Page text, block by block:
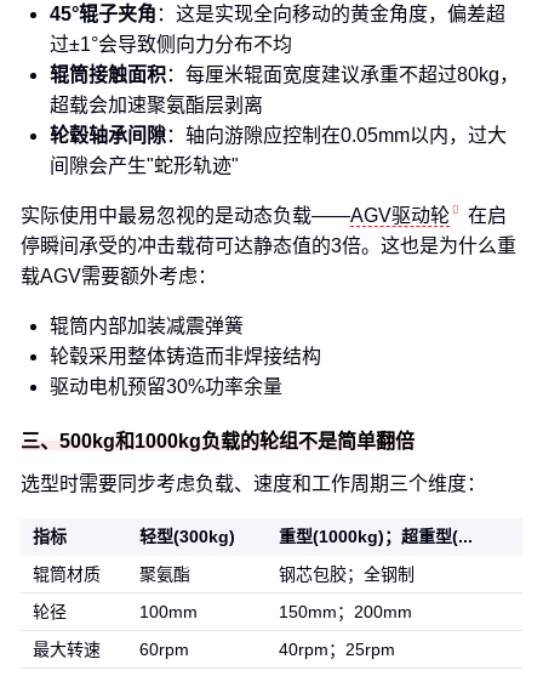
45°辊子夹角 ：这是实现全向移动的黄金角度，偏差超
过±1°会导致侧向力分布不均
辊筒接触面积：每厘米辊面宽度建议承重不超过80kg，
超载会加速聚氨酯层剥离
轮毂轴承间隙：轴向游隙应控制在0.05mm以内，过大
间隙会产生"蛇形轨迹"
实际使用中最易忽视的是动态负载——AGV驱动轮
在启
停瞬间承受的冲击载荷可达静态值的3倍。这也是为什么重
载AGV需要额外考虑：
辊筒内部加装减震弹簧
轮毂采用整体铸造而非焊接结构
驱动电机预留30%功率余量
三、500kg和1000kg负载的轮组不是简单翻倍
选型时需要同步考虑负载、速度和工作周期三个维度：
指标 轻型(300kg)
重型(1000kg)；超重型(...
辊筒材质
聚氨酯
钢芯包胶；全钢制
轮径
100mm
150mm；200mm
最大转速
60rpm 40rpm；25rpm